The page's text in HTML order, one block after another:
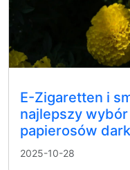
E-Zigaretten i
najlepszy
papierosów
2025-10-28